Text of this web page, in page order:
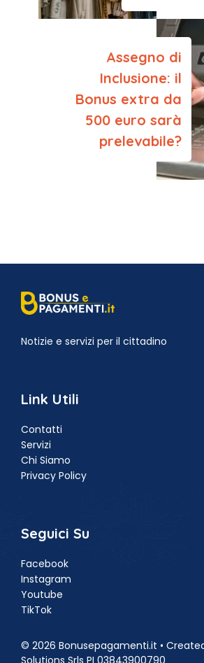
Assegno di
Inclusione: il
Bonus extra da
500 euro sarà
prelevabile?
Notizie e servizi per il cittadino
Link Utili
Contatti
Servizi
Chi Siamo
Privacy Policy
Seguici Su
Facebook
Instagram
Youtube
TikTok
© 2026 Bonusepagamenti.it •